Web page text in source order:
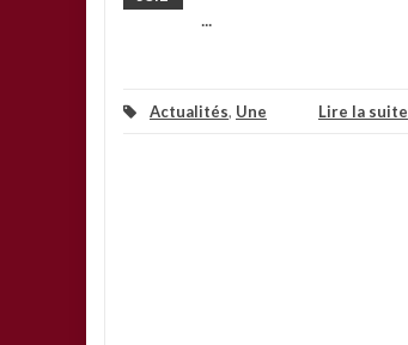
Actualités, Une Lire la suite